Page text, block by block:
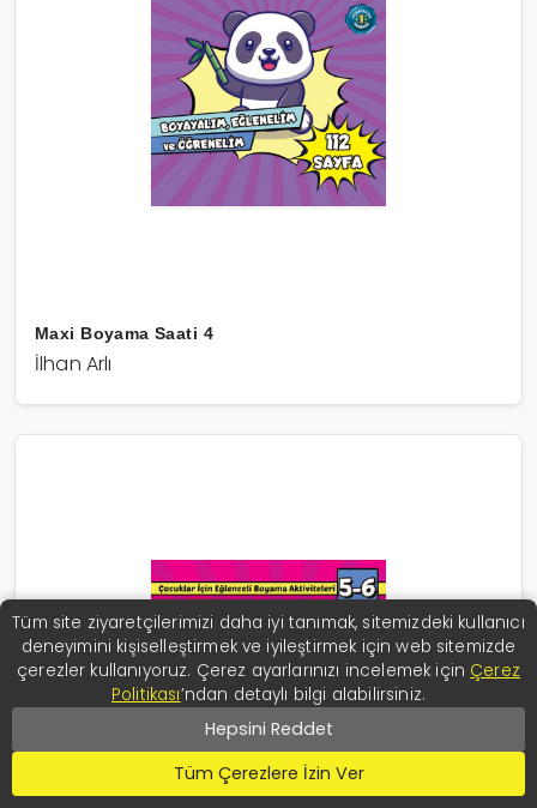
Maxi Boyama Saati 4
İlhan Arlı
Tüm site ziyaretçilerimizi daha iyi tanımak, sitemizdeki kullanıcı
deneyimini kişiselleştirmek ve iyileştirmek için web sitemizde
çerezler kullanıyoruz. Çerez ayarlarınızı incelemek için Çerez
Politikası’ndan detaylı bilgi alabilirsiniz.
Hepsini Reddet
Tüm Çerezlere İzin Ver